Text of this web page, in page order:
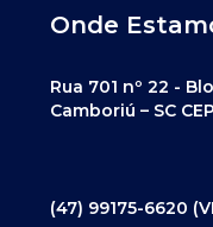
Onde
Rua 701 nº 22 -
Camboriú – SC
(47) 99175-6620